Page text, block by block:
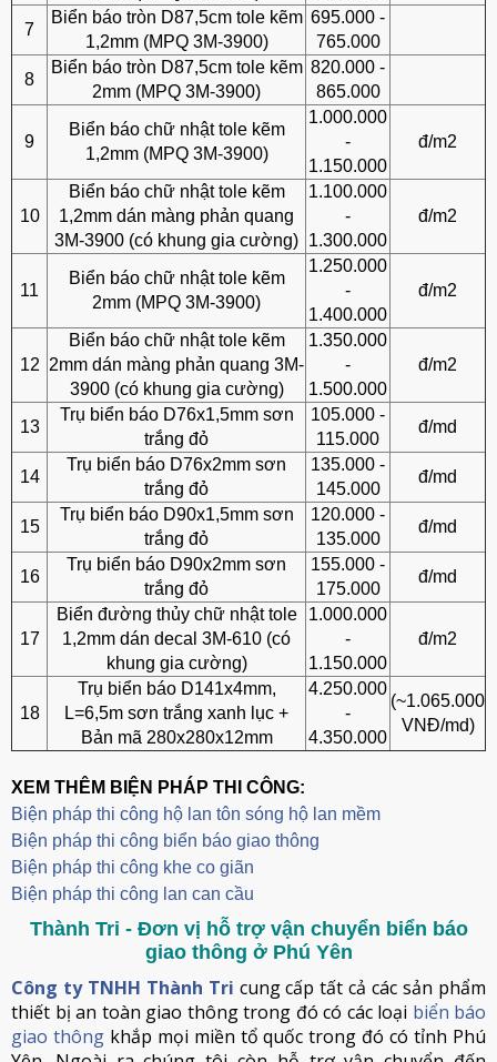
7
Biển báo tròn D87,5cm tole kẽm
1,2mm (MPQ 3M-3900)
695.000 -
765.000
8
Biển báo tròn D87,5cm tole kẽm
2mm (MPQ 3M-3900)
820.000 -
865.000
9
Biển báo chữ nhật tole kẽm
1,2mm (MPQ 3M-3900)
1.000.000
-
1.150.000
đ/m2
10
Biển báo chữ nhật tole kẽm
1,2mm dán màng phản quang
3M-3900 (có khung gia cường)
1.100.000
-
1.300.000
đ/m2
11
Biển báo chữ nhật tole kẽm
2mm (MPQ 3M-3900)
1.250.000
-
1.400.000
đ/m2
12
Biển báo chữ nhật tole kẽm
2mm dán màng phản quang 3M-
3900 (có khung gia cường)
1.350.000
-
1.500.000
đ/m2
13
Trụ biển báo D76x1,5mm sơn
trắng đỏ
105.000 -
115.000
đ/md
14
Trụ biển báo D76x2mm sơn
trắng đỏ
135.000 -
145.000
đ/md
15
Trụ biển báo D90x1,5mm sơn
trắng đỏ
120.000 -
135.000
đ/md
16
Trụ biển báo D90x2mm sơn
trắng đỏ
155.000 -
175.000
đ/md
17
Biển đường thủy chữ nhật tole
1,2mm dán decal 3M-610 (có
khung gia cường)
1.000.000
-
1.150.000
đ/m2
18
Trụ biển báo D141x4mm,
L=6,5m sơn trắng xanh lục +
Bản mã 280x280x12mm
4.250.000
-
4.350.000
(~1.065.000
VNĐ/md)
XEM THÊM BIỆN PHÁP THI CÔNG:
Biện pháp thi công hộ lan tôn sóng hộ lan mềm
Biện pháp thi công biển báo giao thông
Biện pháp thi công khe co giãn
Biện pháp thi công lan can cầu
Thành Tri - Đơn vị hỗ trợ vận chuyển biển báo
giao thông ở Phú Yên
Công ty TNHH Thành Tri cung cấp tất cả các sản phẩm
thiết bị an toàn giao thông trong đó có các loại biển báo
giao thôngkhắp mọi miền tổ quốc trong đó có tỉnh Phú